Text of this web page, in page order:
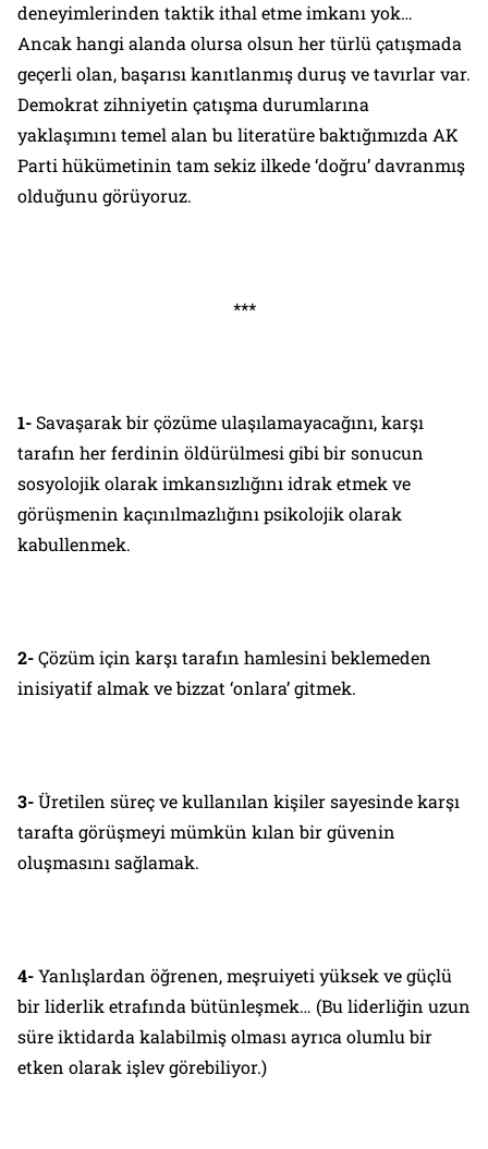
deneyimlerinden taktik ithal etme imkanı yok…
Ancak hangi alanda olursa olsun her türlü çatışmada
geçerli olan, başarısı kanıtlanmış duruş ve tavırlar var.
Demokrat zihniyetin çatışma durumlarına
yaklaşımını temel alan bu literatüre baktığımızda AK
Parti hükümetinin tam sekiz ilkede ‘doğru’ davranmış
olduğunu görüyoruz.
***
1-Savaşarak bir çözüme ulaşılamayacağını, karşı
tarafın her ferdinin öldürülmesi gibi bir sonucun
sosyolojik olarak imkansızlığını idrak etmek ve
görüşmenin kaçınılmazlığını psikolojik olarak
kabullenmek.
2-Çözüm için karşı tarafın hamlesini beklemeden
inisiyatif almak ve bizzat ‘onlara’ gitmek.
3-Üretilen süreç ve kullanılan kişiler sayesinde karşı
tarafta görüşmeyi mümkün kılan bir güvenin
oluşmasını sağlamak.
4-Yanlışlardan öğrenen, meşruiyeti yüksek ve güçlü
bir liderlik etrafında bütünleşmek… (Bu liderliğin uzun
süre iktidarda kalabilmiş olması ayrıca olumlu bir
etken olarak işlev görebiliyor.)